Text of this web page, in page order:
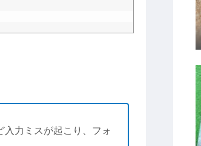
力ミスが起こり、フォ